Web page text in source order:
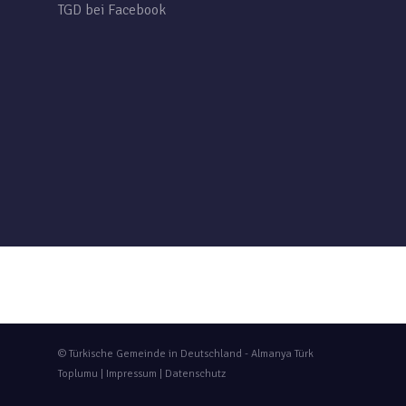
TGD bei Facebook
© Türkische Gemeinde in Deutschland - Almanya Türk
Toplumu | Impressum Datenschutz